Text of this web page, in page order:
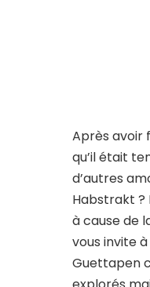
Après avoir
qu’il était
d’autres
Habstrakt ?
à cause de
vous invite
Guettapen